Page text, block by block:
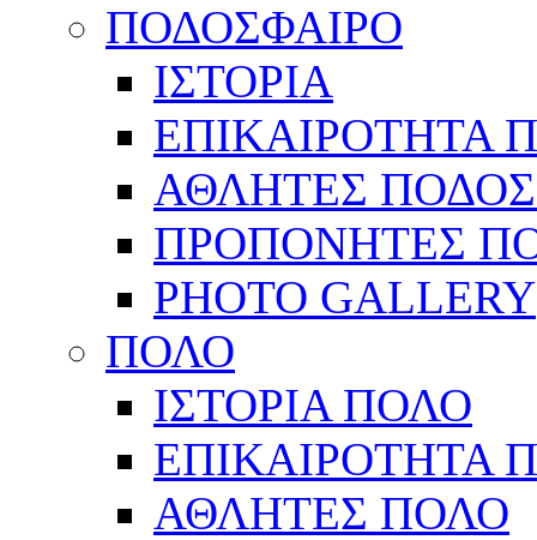
ΠΟΔΟΣΦΑΙΡΟ
ΙΣΤΟΡΙΑ
ΕΠΙΚΑΙΡΟΤΗΤΑ
ΑΘΛΗΤΕΣ
ΠΡΟΠΟΝΗΤΕΣ
PHOTO GALLERY
ΠΟΛΟ
ΙΣΤΟΡΙΑ ΠΟΛΟ
ΕΠΙΚΑΙΡΟΤΗΤΑ
ΑΘΛΗΤΕΣ ΠΟΛΟ